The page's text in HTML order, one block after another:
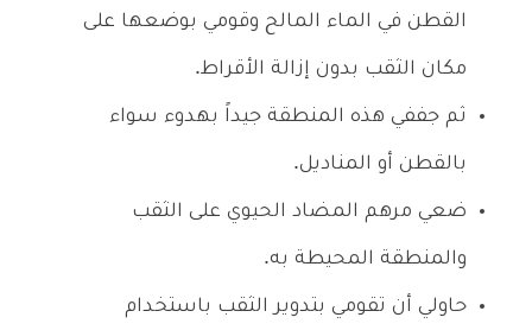
القطن في الماء المالح وقومي بوضعها على
مكان الثقب بدون إزالة الأقراط.
ثم جففي هذه المنطقة جيداً بهدوء سواء
بالقطن أو المناديل.
ضعي مرهم المضاد الحيوي على الثقب
والمنطقة المحيطة به.
حاولي أن تقومي بتدوير الثقب باستخدام